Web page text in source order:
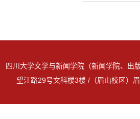
四川大学文学与新闻学院（新闻学院、
望江路29号文科楼3楼 /（眉山校区